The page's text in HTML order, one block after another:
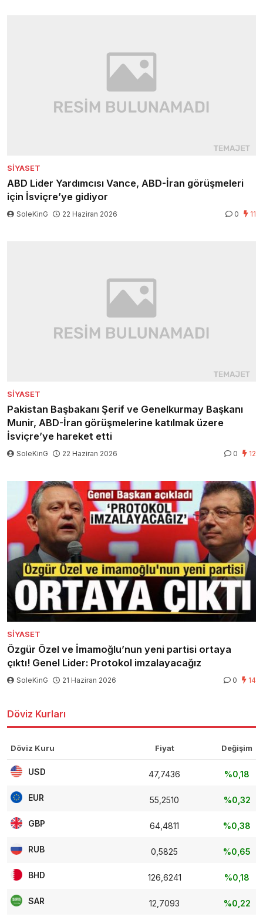
SIYASET
ABD Lider Yardımcısı Vance, ABD-İran görüşmeleri
için İsviçre’ye gidiyor
SoleKinG 22 Haziran 2026 0 11
SIYASET
Pakistan Başbakanı Şerif ve Genelkurmay Başkanı
Munir, ABD-İran görüşmelerine katılmak üzere
İsviçre’ye hareket etti
SoleKinG 22 Haziran 2026 0 12
SIYASET
Özgür Özel ve İmamoğlu’nun yeni partisi ortaya
çıktı! Genel Lider: Protokol imzalayacağız
SoleKinG 21 Haziran 2026 0 14
Döviz Kurları
Döviz Kuru Fiyat Değişim
USD 47,7436 %0,18
EUR 55,2510 %0,32
GBP 64,4811 %0,38
RUB 0,5825 %0,65
BHD 126,6241 %0,18
SAR 12,7093 %0,22